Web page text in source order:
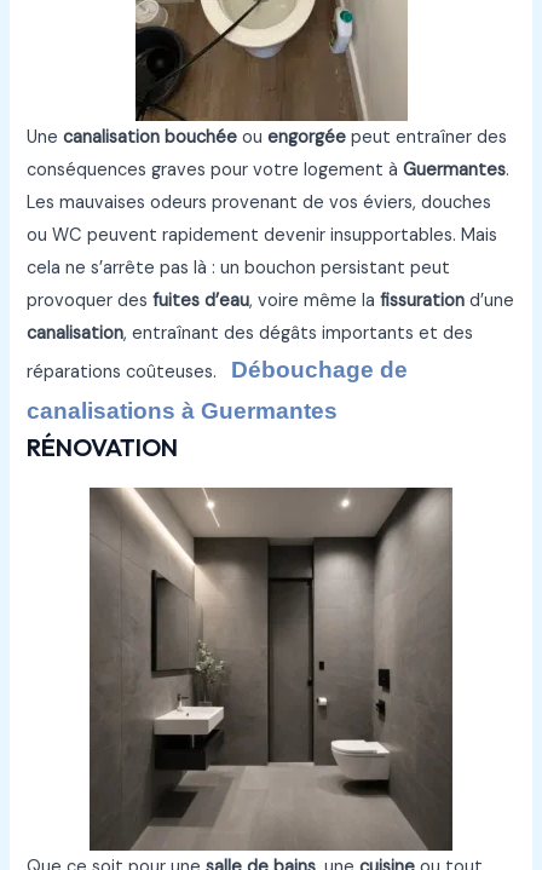
Unecanalisation bouchée ouengorgée peut entraîner des
conséquences graves pour votre logement àGuermantes.
Les mauvaises odeurs provenant de vos éviers, douches
ou WC peuvent rapidement devenir insupportables. Mais
cela ne s’arrête pas là : un bouchon persistant peut
provoquer desfuites d’eau, voire même lafissuration d’une
canalisation, entraînant des dégâts importants et des
réparations coûteuses. Débouchage de
canalisations à Guermantes
RÉNOVATION